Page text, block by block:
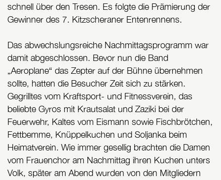
schnell über den Tresen. Es folgte die Prämierung der
Gewinner des 7. Kitzscheraner Entenrennens.
Das abwechslungsreiche Nachmittagsprogramm war
damit abgeschlossen. Bevor nun die Band
„Aeroplane“ das Zepter auf der Bühne übernehmen
sollte, hatten die Besucher Zeit sich zu stärken.
Gegrilltes vom Kraftsport- und Fitnessverein, das
beliebte Gyros mit Krautsalat und Zaziki bei der
Feuerwehr, Kaltes vom Eismann sowie Fischbrötchen,
Fettbemme, Knüppelkuchen und Soljanka beim
Heimatverein. Wie immer gesellig brachten die Damen
vom Frauenchor am Nachmittag ihren Kuchen unters
Volk, später am Abend wurden von den Mitgliedern